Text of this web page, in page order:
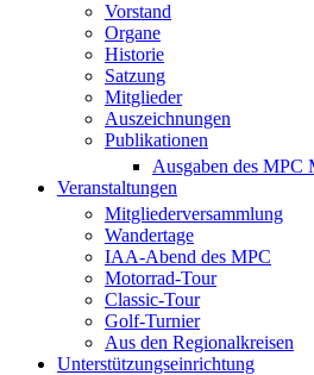
Vorstand
Organe
Historie
Satzung
Mitglieder
Auszeichnungen
Publikationen
Ausgaben des MPC
Veranstaltungen
Mitgliederversammlung
Wandertage
IAA-Abend des MPC
Motorrad-Tour
Classic-Tour
Golf-Turnier
Aus den Regionalkreisen
Unterstützungseinrichtung